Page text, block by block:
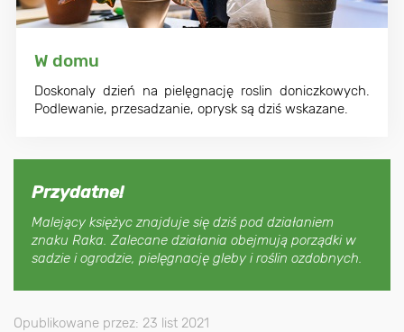
W domu
Doskonaly dzień na pielęgnację roslin doniczkowych.
Podlewanie, przesadzanie, oprysk są dziś wskazane.
Przydatne!
Malejący księżyc znajduje się dziś pod działaniem
znaku Raka. Zalecane działania obejmują porządki w
sadzie i ogrodzie, pielęgnację gleby i roślin ozdobnych.
Opublikowane przez: 23 list 2021